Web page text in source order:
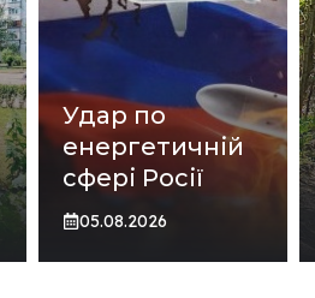
Удар по
енергетичній
сфері Росії
05.08.2026